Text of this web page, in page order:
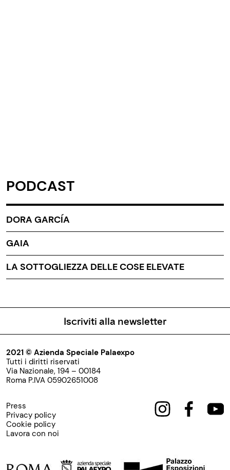
PODCAST
DORA GARCÍA
GAIA
LA SOTTOGLIEZZA DELLE COSE ELEVATE
Iscriviti alla newsletter
2021 © Azienda Speciale Palaexpo
Tutti i diritti riservati
Via Nazionale, 194 – 00184
Roma P.IVA 05902651008
Press
Privacy policy
Cookie policy
Lavora con noi